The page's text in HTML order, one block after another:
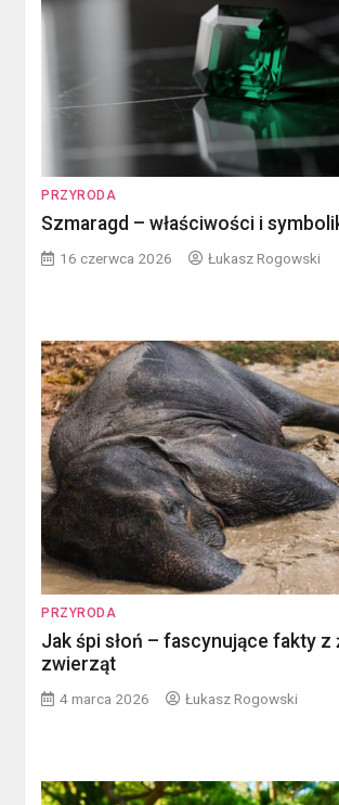
PRZYRODA
Szmaragd – właściwości i
16 czerwca 2026 Łukasz Rogowski
PRZYRODA
Jak śpi słoń – fascynujące fakty z
zwierząt
4 marca 2026 Łukasz Rogowski